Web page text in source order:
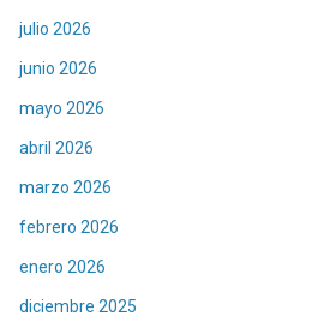
julio 2026
junio 2026
mayo 2026
abril 2026
marzo 2026
febrero 2026
enero 2026
diciembre 2025